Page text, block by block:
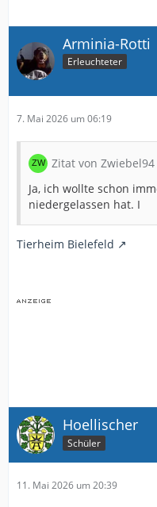
Arminia-Rotti
Erleuchteter
7. Mai 2026 um 06:19
Zitat von Zwiebel94
Ja, ich wollte schon
niedergelassen hat. I
Tierheim Bielefeld
Hoellischer
Schüler
11. Mai 2026 um 20:39